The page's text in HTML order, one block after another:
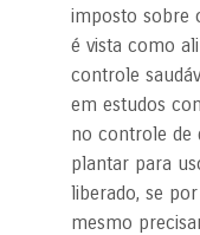
imposto sobre
é vista como
controle
em estudos
no controle de
plantar para
liberado, se
mesmo